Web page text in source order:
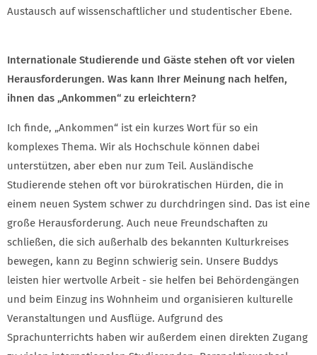
Austausch auf wissenschaftlicher und studentischer Ebene.
Internationale Studierende und Gäste stehen oft vor vielen
Herausforderungen. Was kann Ihrer Meinung nach helfen,
ihnen das „Ankommen“ zu erleichtern?
Ich finde, „Ankommen“ ist ein kurzes Wort für so ein
komplexes Thema. Wir als Hochschule können dabei
unterstützen, aber eben nur zum Teil. Ausländische
Studierende stehen oft vor bürokratischen Hürden, die in
einem neuen System schwer zu durchdringen sind. Das ist eine
große Herausforderung. Auch neue Freundschaften zu
schließen, die sich außerhalb des bekannten Kulturkreises
bewegen, kann zu Beginn schwierig sein. Unsere Buddys
leisten hier wertvolle Arbeit - sie helfen bei Behördengängen
und beim Einzug ins Wohnheim und organisieren kulturelle
Veranstaltungen und Ausflüge. Aufgrund des
Sprachunterrichts haben wir außerdem einen direkten Zugang